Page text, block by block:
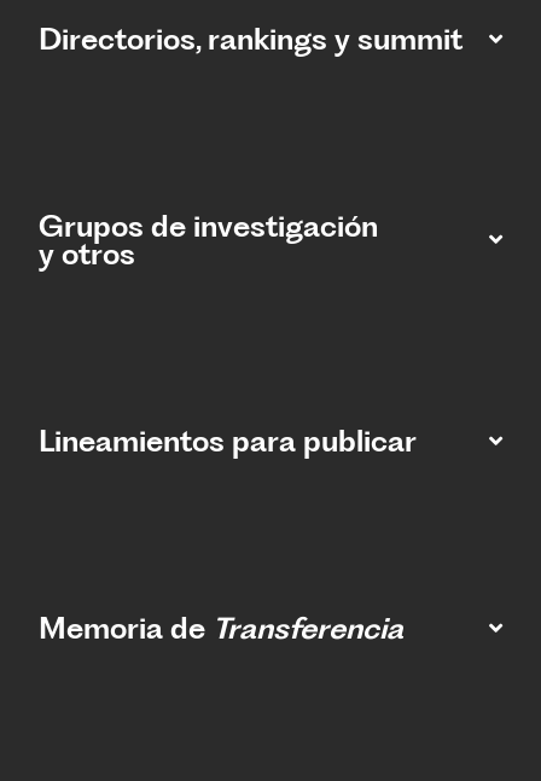
Directorios, rankings y summit
Grupos de investigación
y otros
Lineamientos para publicar
Memoria de Transferencia